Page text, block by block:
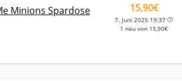
Minions Spardose
15,90€
7. Juni 2025 19:37
1 neu von 15,90€